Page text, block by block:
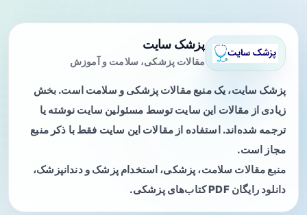
پزشک سایت
مقالات پزشکی، سلامت و آموزش
پزشک سایت، یک منبع مقالات پزشکی و سلامت است. بخش
زیادی از مقالات این سایت توسط مسئولین سایت نوشته یا
ترجمه شده‌اند. استفاده از مقالات این سایت فقط با ذکر منبع
مجاز است.
منبع مقالات سلامت، پزشکی، استخدام پزشک و دندانپزشک،
دانلود رایگان PDF کتاب‌های پزشکی.